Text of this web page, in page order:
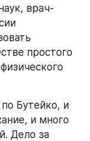
врач-
простого
Бутейко, и
и много
Дело за